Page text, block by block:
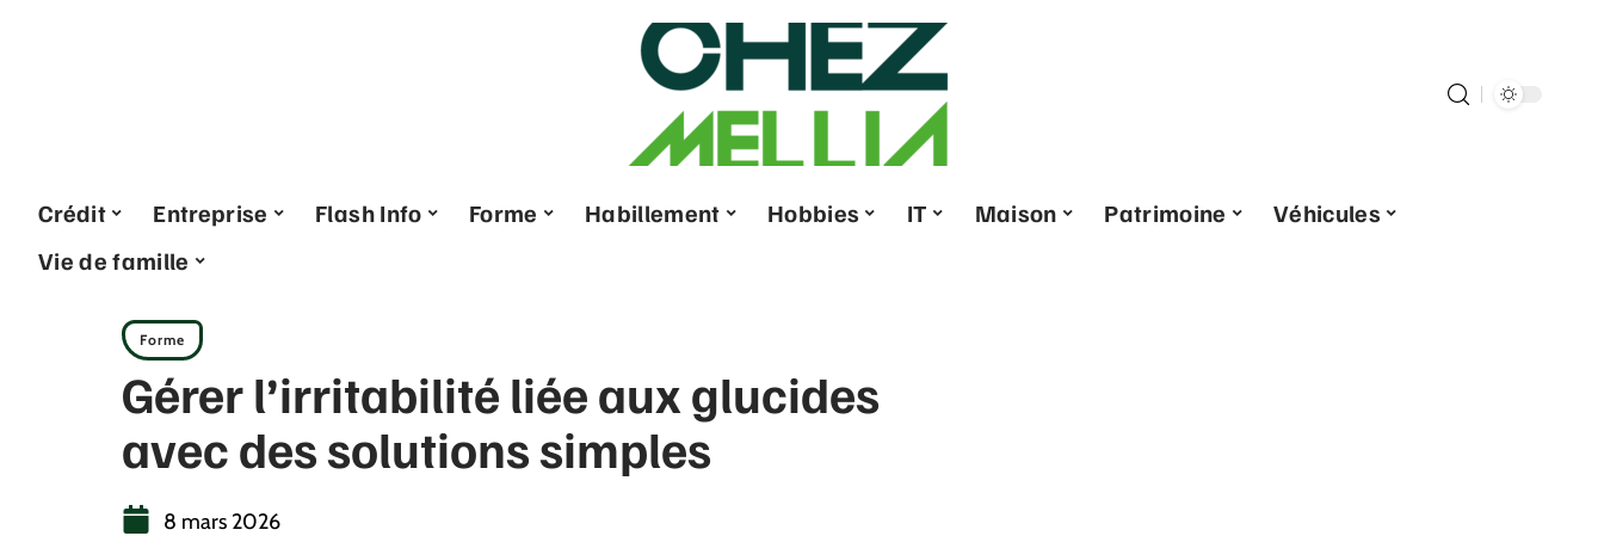
Crédit Entreprise Flash Info Forme Habillement Hobbies IT Maison Patrimoine
Véhicules
Vie de famille
Forme
Gérer l’irritabilité liée aux glucides
avec des solutions simples
8 mars 2026